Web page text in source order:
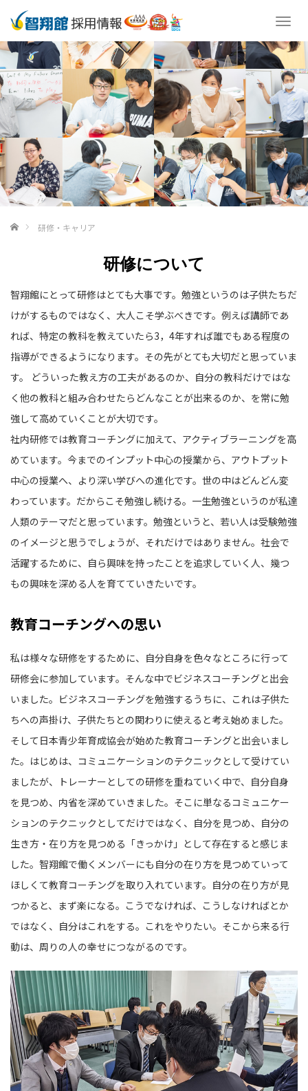
T
g
g
l
e
n
a
v
i
g
a
t
i
ホーム 研修・キャリア
研修について
智翔館にとって研修はとても大事です。勉強というのは子供たちだ
けがするものではなく、大人こそ学ぶべきです。例えば講師であ
れば、特定の教科を教えていたら3，4年すれば誰でもある程度の
指導ができるようになります。その先がとても大切だと思っていま
す。 どういった教え方の工夫があるのか、自分の教科だけではな
く他の教科と組み合わせたらどんなことが出来るのか、を常に勉
強して高めていくことが大切です。
社内研修では教育コーチングに加えて、アクティブラーニングを高
めています。今までのインプット中心の授業から、アウトプット
中心の授業へ、より深い学びへの進化です。世の中はどんどん変
わっています。だからこそ勉強し続ける。一生勉強というのが私達
人類のテーマだと思っています。勉強というと、若い人は受験勉強
のイメージと思うでしょうが、それだけではありません。社会で
活躍するために、自ら興味を持ったことを追求していく人、幾つ
もの興味を深める人を育てていきたいです。
教育コーチングへの思い
私は様々な研修をするために、自分自身を色々なところに行って
研修会に参加しています。そんな中でビジネスコーチングと出会
いました。ビジネスコーチングを勉強するうちに、これは子供た
ちへの声掛け、子供たちとの関わりに使えると考え始めました。
そして日本青少年育成協会が始めた教育コーチングと出会いまし
た。はじめは、コミュニケーションのテクニックとして受けてい
ましたが、トレーナーとしての研修を重ねていく中で、自分自身
を見つめ、内省を深めていきました。そこに単なるコミュニケー
ションのテクニックとしてだけではなく、自分を見つめ、自分の
生き方・在り方を見つめる「きっかけ」として存在すると感じま
した。智翔館で働くメンバーにも自分の在り方を見つめていって
ほしくて教育コーチングを取り入れています。自分の在り方が見
つかると、まず楽になる。こうでなければ、こうしなければとか
ではなく、自分はこれをする。これをやりたい。そこから来る行
動は、周りの人の幸せにつながるのです。